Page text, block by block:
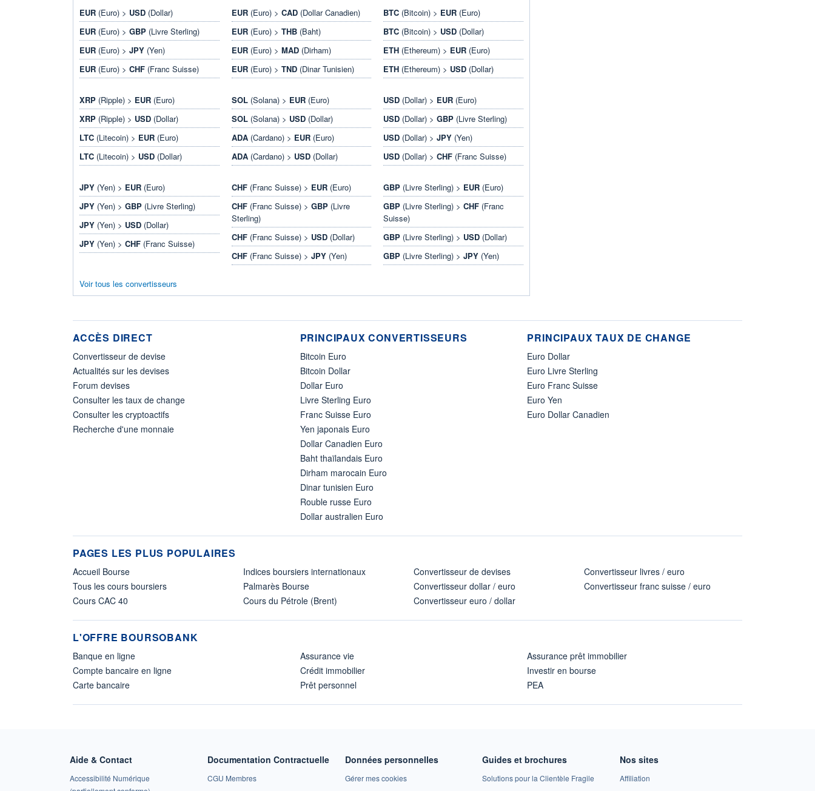
EUR (Euro) > USD (Dollar)
EUR (Euro) > GBP (Livre Sterling)
EUR (Euro) > JPY (Yen)
EUR (Euro) > CHF (Franc Suisse)
EUR(Euro) > CAD(Dollar Canadien)
EUR(Euro) > THB(Baht)
EUR(Euro) > MAD(Dirham)
EUR(Euro) > TND(Dinar Tunisien)
BTC (Bitcoin) > EUR (Euro)
BTC (Bitcoin) > USD (Dollar)
ETH (Ethereum) > EUR (Euro)
ETH (Ethereum) > USD (Dollar)
XRP (Ripple) > EUR (Euro)
XRP (Ripple) > USD (Dollar)
LTC (Litecoin) > EUR (Euro)
LTC (Litecoin) > USD (Dollar)
SOL(Solana) > EUR(Euro)
SOL(Solana) > USD(Dollar)
ADA(Cardano) > EUR(Euro)
ADA(Cardano) > USD(Dollar)
USD (Dollar) > EUR (Euro)
USD (Dollar) >GBP (Livre Sterling)
USD (Dollar) >JPY (Yen)
USD (Dollar) >CHF (Franc Suisse)
JPY (Yen) > EUR (Euro)
JPY (Yen) > GBP (Livre Sterling)
JPY (Yen) > USD (Dollar)
JPY (Yen) > CHF (Franc Suisse)
CHF(Franc Suisse) > EUR(Euro)
CHF(Franc Suisse) > GBP(Livre
Sterling)
CHF(Franc Suisse) > USD(Dollar)
CHF(Franc Suisse) > JPY(Yen)
GBP (Livre Sterling) > EUR (Euro)
GBP (Livre Sterling) >CHF (Franc
Suisse)
GBP (Livre Sterling) > USD (Dollar)
GBP (Livre Sterling) >JPY (Yen)
Voir tous les convertisseurs
ACCÈS DIRECT
Convertisseur de devise
Actualités sur les devises
Forum devises
Consulter les taux de change
Consulter les cryptoactifs
Recherche d'une monnaie
PRINCIPAUX CONVERTISSEURS
Bitcoin Euro
Bitcoin Dollar
Dollar Euro
Livre Sterling Euro
Franc Suisse Euro
Yen japonais Euro
Dollar Canadien Euro
Baht thaïlandais Euro
Dirham marocain Euro
Dinar tunisien Euro
Rouble russe Euro
Dollar australien Euro
PRINCIPAUX TAUX DE CHANGE
Euro Dollar
Euro Livre Sterling
Euro Franc Suisse
Euro Yen
Euro Dollar Canadien
PAGES LES PLUS POPULAIRES
Accueil Bourse
Tous les cours boursiers
Cours CAC 40
Indices boursiers internationaux
Palmarès Bourse
Cours du Pétrole (Brent)
Convertisseur de devises
Convertisseur dollar / euro
Convertisseur euro / dollar
Convertisseur livres / euro
Convertisseur franc suisse / euro
L'OFFRE BOURSOBANK
Banque en ligne
Compte bancaire en ligne
Carte bancaire
Assurance vie
Crédit immobilier
Prêt personnel
Assurance prêt immobilier
Investir en bourse
PEA
Aide & Contact
Accessibilité Numérique
Documentation Contractuelle
CGU Membres
Données personnelles
Gérer mes cookies
Guides et brochures
Solutions pour la Clientèle Fragile
Nos sites
Affiliation